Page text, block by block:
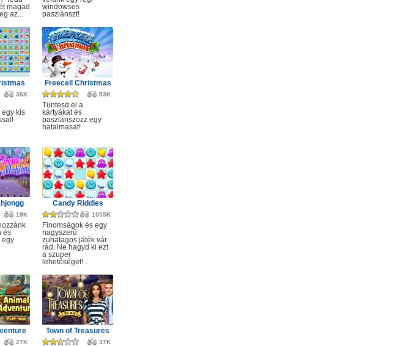
magad
az...
windowsos
pasziánszt!
36K
egy kis
Freecell Christmas
53K
Tüntesd el a
kártyákat és
pasziánszozz egy
hatalmasat!
19K
és
egy
Candy Riddles
1055K
Finomságok és egy
nagyszerű
zuhatagos játék vár
rád. Ne hagyd ki ezt
a szuper
lehetőséget!...
27K
Town of Treasures
37K